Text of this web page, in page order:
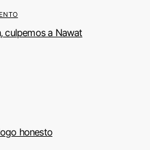
culpemos a Nawat
honesto